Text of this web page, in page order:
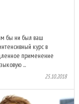
бы ни был ваш
курс в
применение
...
25.10.2018